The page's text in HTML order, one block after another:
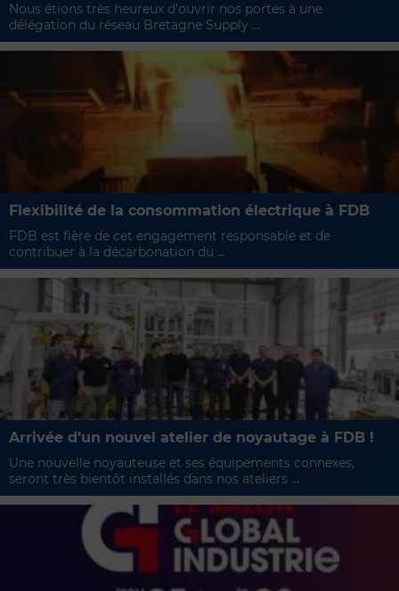
Nous étions très heureux d’ouvrir nos portes à une
délégation du réseau Bretagne Supply ...
Flexibilité de la consommation électrique à FDB
FDB est fière de cet engagement responsable et de
contribuer à la décarbonation du ...
Arrivée d’un nouvel atelier de noyautage à FDB !
Une nouvelle noyauteuse et ses équipements connexes,
seront très bientôt installés dans nos ateliers ...